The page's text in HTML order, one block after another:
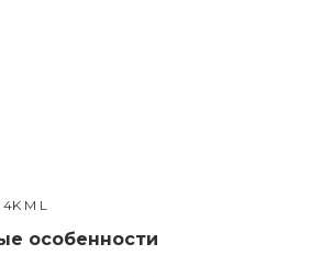
M L
особенности